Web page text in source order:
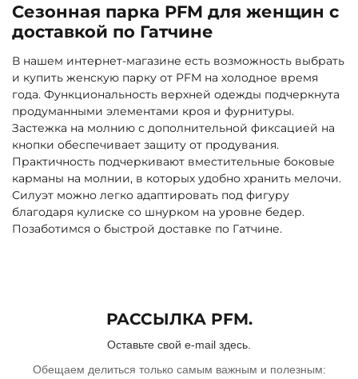
Сезонная парка PFM для женщин с
доставкой по Гатчине
В нашем интернет-магазине есть возможность выбрать
и купить женскую парку от PFM на холодное время
года. Функциональность верхней одежды подчеркнута
продуманными элементами кроя и фурнитуры.
Застежка на молнию с дополнительной фиксацией на
кнопки обеспечивает защиту от продувания.
Практичность подчеркивают вместительные боковые
карманы на молнии, в которых удобно хранить мелочи.
Силуэт можно легко адаптировать под фигуру
благодаря кулиске со шнурком на уровне бедер.
Позаботимся о быстрой доставке по Гатчине.
РАССЫЛКА PFM.
Оставьте свой e-mail здесь.
Обещаем делиться только самым важным и полезным: